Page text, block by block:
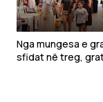
Nga mungesa e
sfidat në treg,